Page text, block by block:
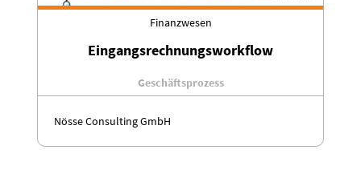
Finanzwesen
Eingangsrechnungsworkflow
Geschäftsprozess
Nösse Consulting GmbH